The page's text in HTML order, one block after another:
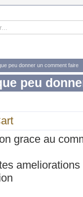
peu donner un comment faire
peu
grace au